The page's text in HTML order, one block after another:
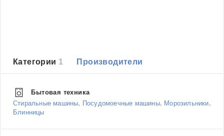
Категории 1 Производители
Бытовая техника
Стиральные машины
Посудомоечные машины, Морозильники
Блинницы